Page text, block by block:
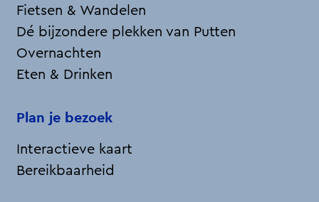
Fietsen & Wandelen
Dé bijzondere plekken van Putten
Overnachten
Eten & Drinken
Plan je bezoek
Interactieve kaart
Bereikbaarheid